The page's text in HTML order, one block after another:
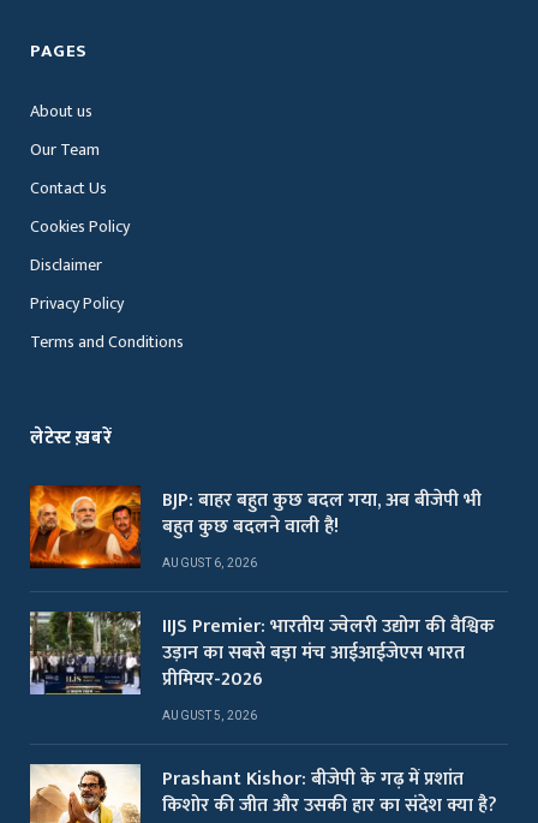
PAGES
About us
Our Team
Contact Us
Cookies Policy
Disclaimer
Privacy Policy
Terms and Conditions
लेटेस्ट ख़बरें
BJP: बाहर बहुत कुछ बदल गया, अब बीजेपी भी
बहुत कुछ बदलने वाली है!
AUGUST 6, 2026
IIJS Premier: भारतीय ज्वेलरी उद्योग की वैश्विक
उड़ान का सबसे बड़ा मंच आईआईजेएस भारत
प्रीमियर-2026
AUGUST 5, 2026
Prashant Kishor: बीजेपी के गढ़ में प्रशांत
किशोर की जीत और उसकी हार का संदेश क्या है?